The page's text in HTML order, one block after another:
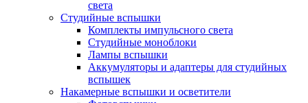
света
Студийные вспышки
Комплекты импульсного света
Студийные моноблоки
Лампы вспышки
Аккумуляторы и адаптеры для студийных
вспышек
Накамерные вспышки и осветители